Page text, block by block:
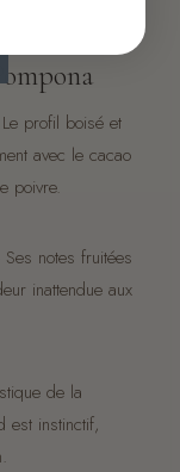
profil boisé et
avec le cacao
poivre.
notes fruitées
inattendue aux
de la
est instinctif,